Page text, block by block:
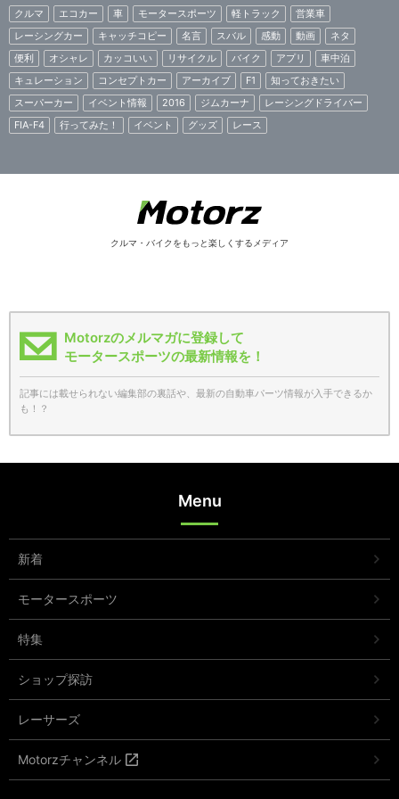
クルマ エコカー 車 モータースポーツ 軽トラック
営業車
レーシングカー
キャッチコピー 名言 スバル 感動 動画
ネタ
便利
オシャレ カッコいい リサイクル バイク アプリ
車中泊
キュレーション
コンセプトカー アーカイブ F1
知っておきたい
スーパーカー
イベント情報 2016 ジムカーナ
レーシングドライバー
FIA-F4
行ってみた！ イベント グッズ レース
クルマ・バイクをもっと楽しくするメディア
Motorzのメルマガに登録して
モータースポーツの最新情報を！
記事には載せられない編集部の裏話や、最新の自動車パーツ情報が入手できるか
も！？
Menu
新着
モータースポーツ
特集
ショップ探訪
レーサーズ
Motorzチャンネル